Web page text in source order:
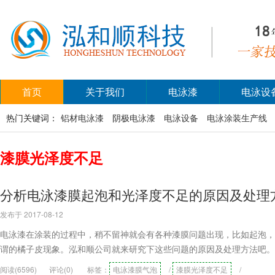
首页 关于我们 电泳漆 电泳设
热门关键词： 铝材电泳漆 阴极电泳漆 电泳设备 电泳涂装生产线
漆膜光泽度不足
分析电泳漆膜起泡和光泽度不足的原因及处理
发布于 2017-08-12
电泳漆在涂装的过程中，稍不留神就会有各种漆膜问题出现，比如起泡
谓的橘子皮现象。泓和顺公司就来研究下这些问题的原因及处理方法吧。
阅读(6596) 评论(0) 标签： 电泳漆膜气泡 / 漆膜光泽度不足 /